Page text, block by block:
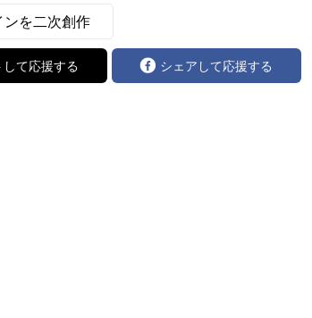
ンを二次創作
して応援する シェアして応援する